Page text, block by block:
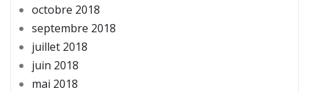
octobre 2018
septembre 2018
juillet 2018
juin 2018
mai 2018